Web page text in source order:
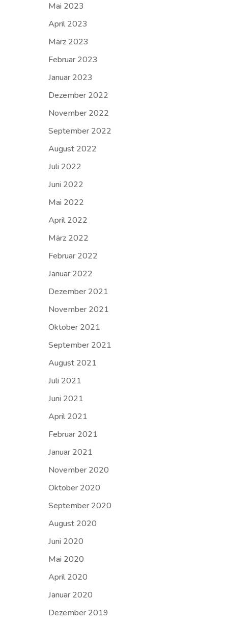
Mai 2023
April 2023
März 2023
Februar 2023
Januar 2023
Dezember 2022
November 2022
September 2022
August 2022
Juli 2022
Juni 2022
Mai 2022
April 2022
März 2022
Februar 2022
Januar 2022
Dezember 2021
November 2021
Oktober 2021
September 2021
August 2021
Juli 2021
Juni 2021
April 2021
Februar 2021
Januar 2021
November 2020
Oktober 2020
September 2020
August 2020
Juni 2020
Mai 2020
April 2020
Januar 2020
Dezember 2019